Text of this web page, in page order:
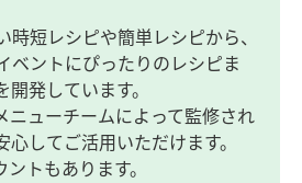
時短レシピや簡単レシピから、
ベントにぴったりのレシピま
発しています。
ニューチームによって監修され
心してご活用いただけます。
トもあります。